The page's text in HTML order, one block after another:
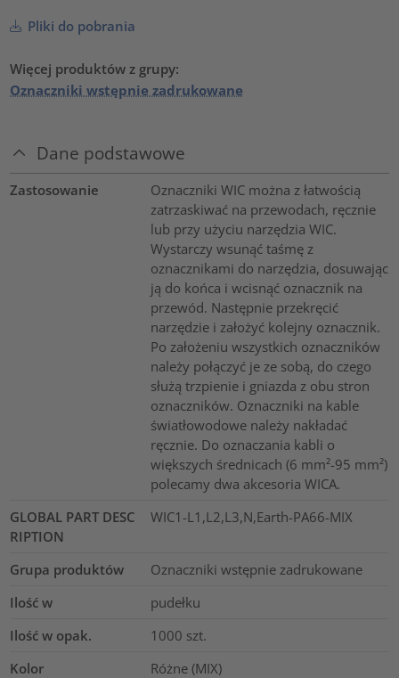
Pliki do pobrania
Więcej produktów z grupy:
Oznaczniki wstępnie zadrukowane
Dane podstawowe
Zastosowanie
Oznaczniki WIC można z łatwością
zatrzaskiwać na przewodach, ręcznie
lub przy użyciu narzędzia WIC.
Wystarczy wsunąć taśmę z
oznacznikami do narzędzia, dosuwając
ją do końca i wcisnąć oznacznik na
przewód. Następnie przekręcić
narzędzie i założyć kolejny oznacznik.
Po założeniu wszystkich oznaczników
należy połączyć je ze sobą, do czego
służą trzpienie i gniazda z obu stron
oznaczników. Oznaczniki na kable
światłowodowe należy nakładać
ręcznie. Do oznaczania kabli o
większych średnicach (6 mm²-95 mm²)
polecamy dwa akcesoria WICA.
GLOBAL PART DESC
RIPTION
WIC1-L1,L2,L3,N,Earth-PA66-MIX
Grupa produktów
Oznaczniki wstępnie zadrukowane
Ilość w
pudełku
Ilość w opak.
1000 szt.
Kolor
Różne (MIX)